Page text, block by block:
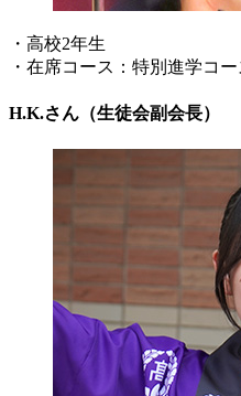
・高校2年生
・在席コース：特別進学コ
H.K.さん（生徒会副会長）